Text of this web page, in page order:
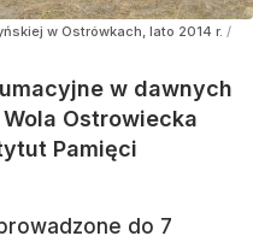
w Ostrówkach, lato 2014 r. /
w dawnych
Ostrowiecka
Pamięci
do 7